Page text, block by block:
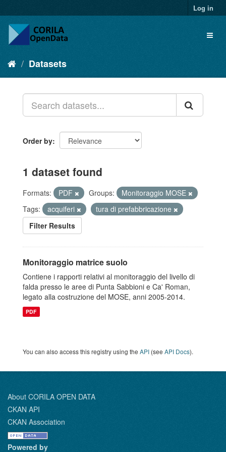
Log in
Datasets
Order by
1 dataset found
Formats: PDF Groups:
Monitoraggio MOSE
Tags:
acquiferi
tura di prefabbricazione
Filter Results
Monitoraggio matrice suolo
Contiene i rapporti relativi al monitoraggio del livello di
falda presso le aree di Punta Sabbioni e Ca' Roman,
legato alla costruzione del MOSE, anni 2005-2014.
PDF
You can also access this registry using the API (see API Docs).
About CORILA OPEN DATA
CKAN API
CKAN Association
Powered by